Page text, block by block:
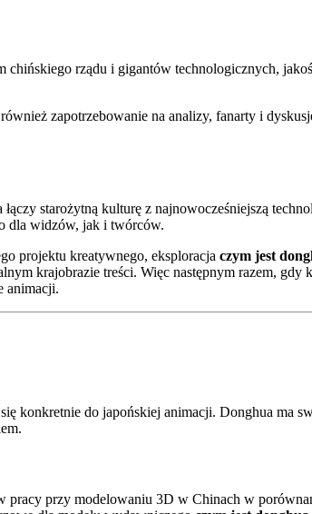
chińskiego rządu i gigantów technologicznych,
zapotrzebowanie na analizy, fanarty i
starożytną kulturę z najnowocześniejszą
dla widzów, jak i twórców.
projektu kreatywnego, eksploracja czym jest
krajobrazie treści. Więc następnym razem, gdy
animacji.
konkretnie do japońskiej animacji. Donghua ma
przy modelowaniu 3D w Chinach w